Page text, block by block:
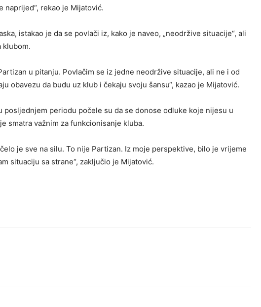
naprijed“, rekao je Mijatović.
istakao je da se povlači iz, kako je naveo, „neodržive situacije“, ali
klubom.
u pitanju. Povlačim se iz jedne neodržive situacije, ali ne i od
obavezu da budu uz klub i čekaju svoju šansu“, kazao je Mijatović.
posljednjem periodu počele su da se donose odluke koje nijesu u
smatra važnim za funkcionisanje kluba.
je sve na silu. To nije Partizan. Iz moje perspektive, bilo je vrijeme
situaciju sa strane“, zaključio je Mijatović.